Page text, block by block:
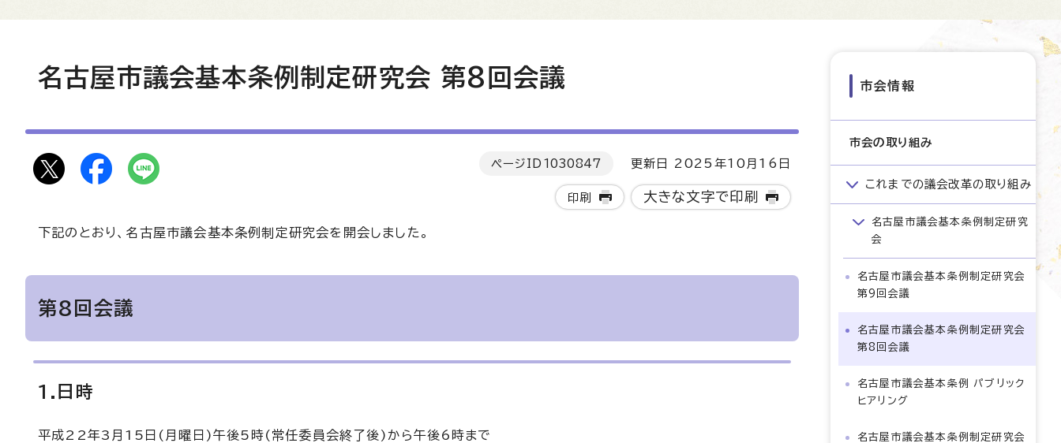
名古屋市議会基本条例制定研究会 第8回会議
ページID 1030847 更新日 2025年10月16日
印刷 大きな文字で印刷
下記のとおり、名古屋市議会基本条例制定研究会を開会しました。
第8回会議
1.日時
平成22年3月15日(月曜日)午後5時(常任委員会終了後)から午後6時まで
市会情報
市会の取り組み
これまでの議会改革の取り組み
名古屋市議会基本条例制定研究
会
名古屋市議会基本条例制定研究会
第9回会議
名古屋市議会基本条例制定研究会
第8回会議
名古屋市議会基本条例 パブリック
ヒアリング
名古屋市議会基本条例制定研究会